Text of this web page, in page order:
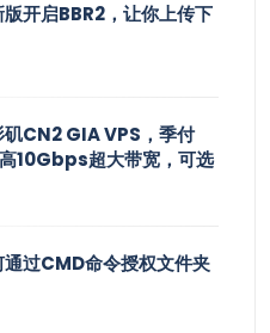
开启BBR2，让你上传下
CN2 GIA VPS，季付
10Gbps超大带宽，可选
过CMD命令授权文件夹